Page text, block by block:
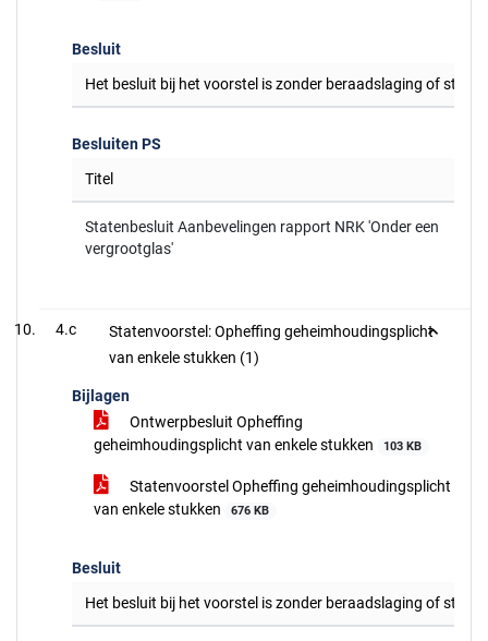
Besluit
Het besluit bij het voorstel is zonder beraadslaging of
Besluiten PS
Titel
Statenbesluit Aanbevelingen rapport NRK 'Onder een
vergrootglas'
4.c
Statenvoorstel: Opheffing geheimhoudingsplicht
van enkele stukken (1)
Bijlagen
Ontwerpbesluit Opheffing
geheimhoudingsplicht van enkele stukken
103 KB
Statenvoorstel Opheffing geheimhoudingsplicht
van enkele stukken
676 KB
Besluit
Het besluit bij het voorstel is zonder beraadslaging of